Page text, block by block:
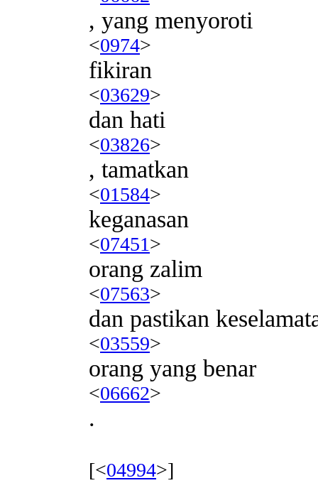
, yang menyoroti
<0974>
fikiran
<03629>
dan hati
<03826>
, tamatkan
<01584>
keganasan
<07451>
orang zalim
<07563>
dan pastikan
<03559>
orang yang benar
<06662>
.
[<04994>]